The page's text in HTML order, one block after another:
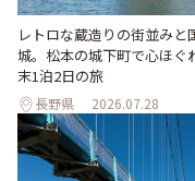
レトロな蔵造りの街並みと
城。松本の城下町で心ほぐ
末1泊2日の旅
長野県 2026.07.28